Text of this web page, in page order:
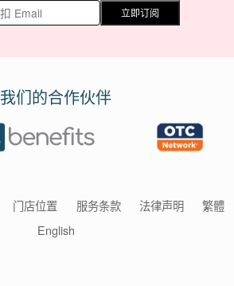
立即订阅
我们的合作伙伴
门店位置 服务条款 法律声明
繁體
English